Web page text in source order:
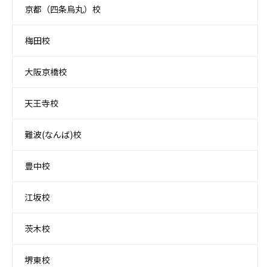
京都（四条烏丸）校
梅田校
大阪京橋校
天王寺校
難波(なんば)校
豊中校
江坂校
茨木校
堺東校